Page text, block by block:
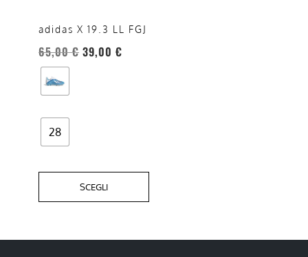
adidas X 19.3 LL FGJ
65,00€ 39,00 €
28
SCEGLI
opzioni
essere
scelte
nella
del
prodotto